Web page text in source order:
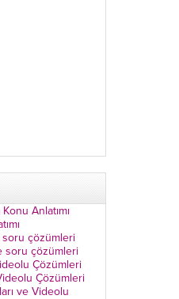
Anlatımı
soru çözümleri
soru çözümleri
Çözümleri
Çözümleri
ve Videolu